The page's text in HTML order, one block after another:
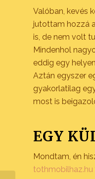
Valóban, kevés
jutottam hozzá
is, de nem volt
Mindenhol
eddig egy
Aztán egyszer
gyakorlatilag
most is
EGY
Mondtam, én
tothmobilhaz.hu